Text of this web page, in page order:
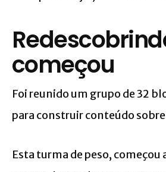
começou
Foi reunido um grupo de 32
para construir conteúdo
Esta turma de peso, começou